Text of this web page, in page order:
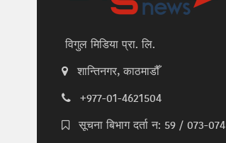
विगुल मिडिया प्रा. लि.
शान्तिनगर, काठमाडौँ
+977-01-4621504
सूचना बिभाग दर्ता न: 59 / 073-074